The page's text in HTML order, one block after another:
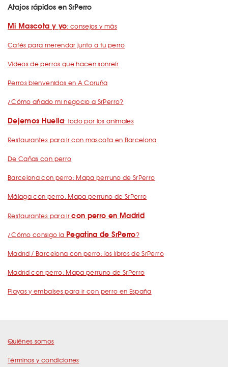
Atajos rápidos en SrPerro
Mi Mascota y yo: consejos y más
Cafés para merendar junto a tu perro
Vídeos de perros que hacen sonreír
Perros bienvenidos en A Coruña
¿Cómo añado mi negocio a SrPerro?
Dejemos Huella: todo por los animales
Restaurantes para ir con mascota en Barcelona
De Cañas con perro
Barcelona con perro: Mapa perruno de SrPerro
Málaga con perro: Mapa perruno de SrPerro
Restaurantes para ircon perro en Madrid
¿Cómo consigo la Pegatina de SrPerro?
Madrid / Barcelona con perro: los libros de SrPerro
Madrid con perro: Mapa perruno de SrPerro
Playas y embalses para ir con perro en España
Quiénes somos
Términos y condiciones